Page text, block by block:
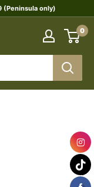
(Peninsula only)
0